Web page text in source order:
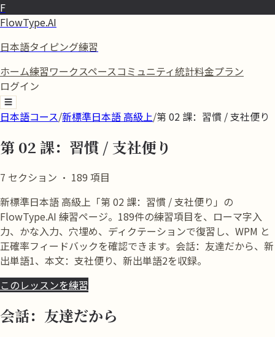
F
FlowType.AI
日本語タイピング練習
ホーム練習ワークスペースコミュニティ統計料金プラン
ログイン
☰
日本語コース/新標準日本語 高級上/第 02 課：習慣 / 支社便り
第 02 課：習慣 / 支社便り
7 セクション · 189 項目
新標準日本語 高級上「第 02 課：習慣 / 支社便り」の
FlowType.AI 練習ページ。189件の練習項目を、ローマ字入
力、かな入力、穴埋め、ディクテーションで復習し、WPM と
正確率フィードバックを確認できます。会話：友達だから、新
出単語1、本文：支社便り、新出単語2を収録。
このレッスンを練習
会話：友達だから